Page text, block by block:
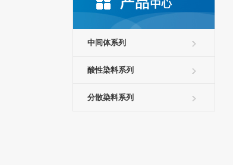
中间体系列
酸性染料系列
分散染料系列